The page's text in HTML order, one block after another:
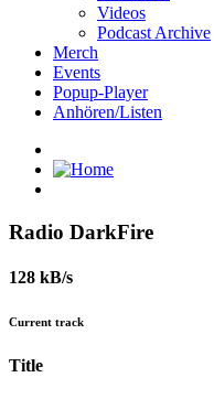
Videos
Podcast Archive
Merch
Events
Popup-Player
Anhören/Listen
Radio DarkFire
128 kB/s
Current track
Title